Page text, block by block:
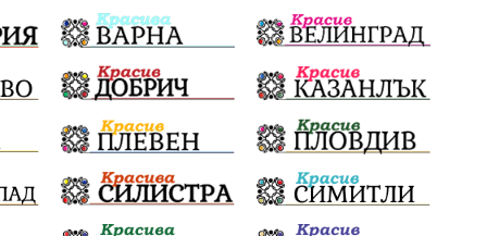
София Софийски общински съвет
катастрофа Любов
съвет Величие
Образование Борисов